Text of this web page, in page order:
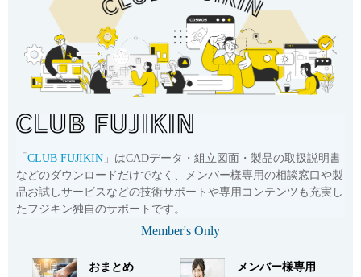
F900-AT-9.52BF
詳細
9.52mm × G1/4
お問い合わせ
CADデータ
9.52mm × G3/8
CADデータ
「 CLUB FUJIKIN 」はCADデータ・組立図面・製品の取扱説明書
などのダウンロードだけでなく、メンバー様専用の相談窓口や製
品お試しサービスなどの技術サポートや専用コンテンツも充実し
たフジキン独自のサポートです。
Member's Only
おまとめ メンバー様専用